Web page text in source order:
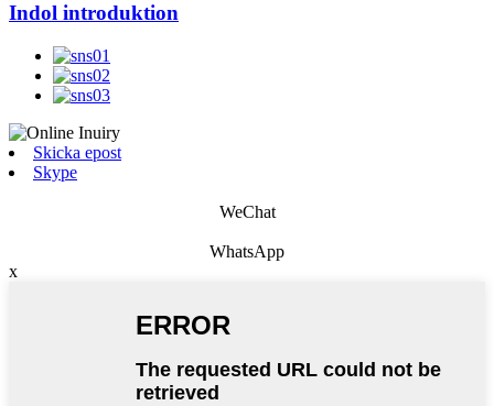
Indol introduktion
Skicka epost
Skype
WeChat
WhatsApp
x